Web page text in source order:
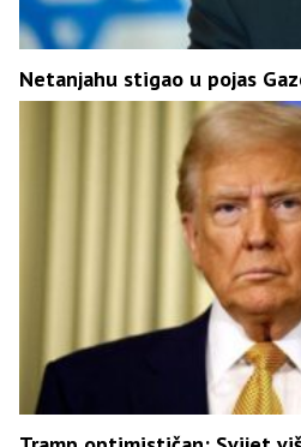
Netanjahu stigao u pojas